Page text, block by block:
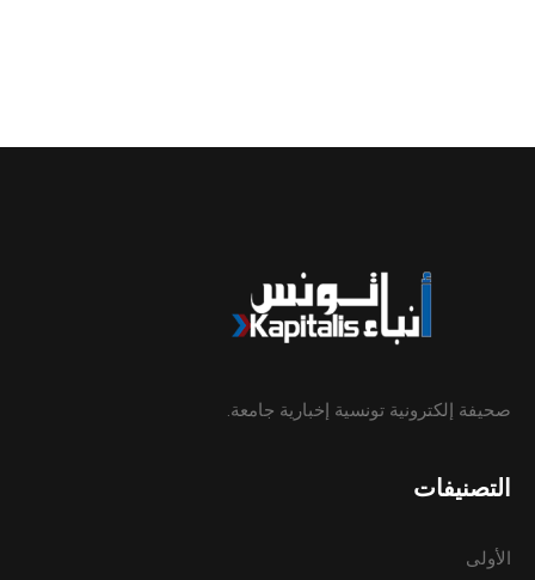
صحيفة إلكترونية تونسية إخبارية جامعة.
التصنيفات
الأولى